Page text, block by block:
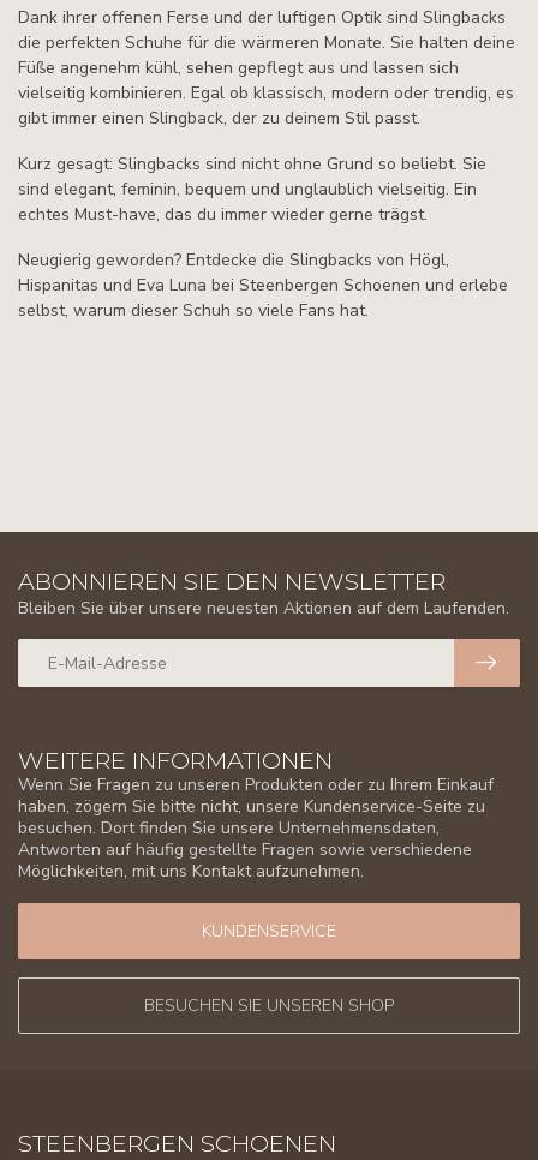
Dank ihrer offenen Ferse und der luftigen Optik sind Slingbacks
die perfekten Schuhe für die wärmeren Monate. Sie halten deine
Füße angenehm kühl, sehen gepflegt aus und lassen sich
vielseitig kombinieren. Egal ob klassisch, modern oder trendig, es
gibt immer einen Slingback, der zu deinem Stil passt.
Kurz gesagt: Slingbacks sind nicht ohne Grund so beliebt. Sie
sind elegant, feminin, bequem und unglaublich vielseitig. Ein
echtes Must-have, das du immer wieder gerne trägst.
Neugierig geworden? Entdecke die Slingbacks von Högl,
Hispanitas und Eva Luna bei Steenbergen Schoenen und erlebe
selbst, warum dieser Schuh so viele Fans hat.
WEITERE INFORMATIONEN
Wenn Sie Fragen zu unseren Produkten oder zu Ihrem Einkauf
haben, zögern Sie bitte nicht, unsere Kundenservice-Seite zu
besuchen. Dort finden Sie unsere Unternehmensdaten,
Antworten auf häufig gestellte Fragen sowie verschiedene
Möglichkeiten, mit uns Kontakt aufzunehmen.
KUNDENSERVICE
BESUCHEN SIE UNSEREN SHOP
ABONNIEREN SIE DEN NEWSLETTER
Bleiben Sie über unsere neuesten Aktionen auf dem Laufenden.
STEENBERGEN SCHOENEN